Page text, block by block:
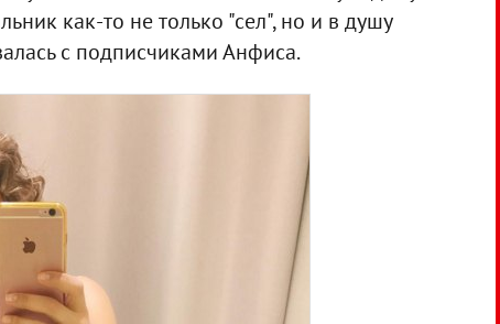
как-то не только "сел", но и в душу
с подписчиками Анфиса.